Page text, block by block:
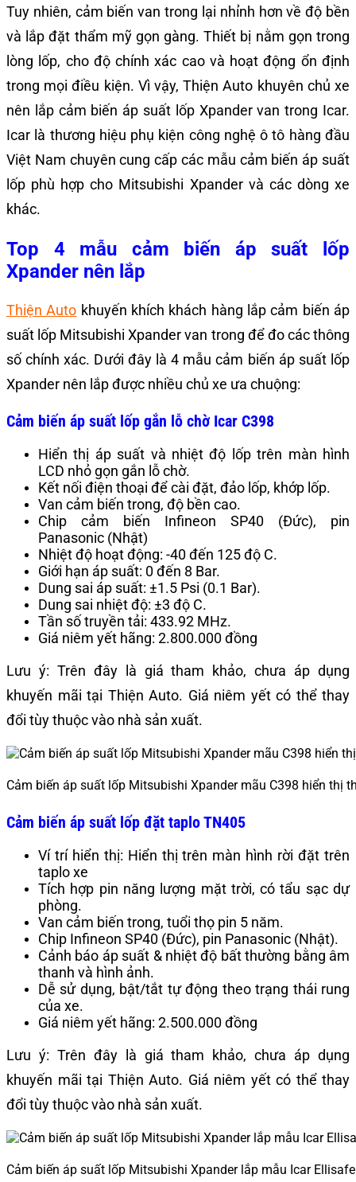
Tuy nhiên, cảm biến van trong lại nhỉnh hơn về độ bền
và lắp đặt thẩm mỹ gọn gàng. Thiết bị nằm gọn trong
lòng lốp, cho độ chính xác cao và hoạt động ổn định
trong mọi điều kiện. Vì vậy, Thiện Auto khuyên chủ xe
nên lắp cảm biến áp suất lốp Xpander van trong Icar.
Icar là thương hiệu phụ kiện công nghệ ô tô hàng đầu
Việt Nam chuyên cung cấp các mẫu cảm biến áp suất
lốp phù hợp cho Mitsubishi Xpander và các dòng xe
khác.
Top 4 mẫu cảm biến áp suất lốp
Xpander nên lắp
Thiện Auto khuyến khích khách hàng lắp cảm biến áp
suất lốp Mitsubishi Xpander van trong để đo các thông
số chính xác. Dưới đây là 4 mẫu cảm biến áp suất lốp
Xpander nên lắp được nhiều chủ xe ưa chuộng:
Cảm biến áp suất lốp gắn lỗ chờ Icar C398
Hiển thị áp suất và nhiệt độ lốp trên màn hình
LCD nhỏ gọn gắn lỗ chờ.
Kết nối điện thoại để cài đặt, đảo lốp, khớp lốp.
Van cảm biến trong, độ bền cao.
Chip cảm biến Infineon SP40 (Đức), pin
Panasonic (Nhật)
Nhiệt độ hoạt động: -40 đến 125 độ C.
Giới hạn áp suất: 0 đến 8 Bar.
Dung sai áp suất: ±1.5 Psi (0.1 Bar).
Dung sai nhiệt độ: ±3 độ C.
Tần số truyền tải: 433.92 MHz.
Giá niêm yết hãng: 2.800.000 đồng
Lưu ý: Trên đây là giá tham khảo, chưa áp dụng
khuyến mãi tại Thiện Auto. Giá niêm yết có thể thay
đổi tùy thuộc vào nhà sản xuất.
Cảm biến áp suất lốp Mitsubishi Xpander mãu C398 hiển thị
Cảm biến áp suất lốp đặt taplo TN405
Ví trí hiển thị: Hiển thị trên màn hình rời đặt trên
taplo xe
Tích hợp pin năng lượng mặt trời, có tẩu sạc dự
phòng.
Van cảm biến trong, tuổi thọ pin 5 năm.
Chip Infineon SP40 (Đức), pin Panasonic (Nhật).
Cảnh báo áp suất & nhiệt độ bất thường bằng âm
thanh và hình ảnh.
Dễ sử dụng, bật/tắt tự động theo trạng thái rung
của xe.
Giá niêm yết hãng: 2.500.000 đồng
Lưu ý: Trên đây là giá tham khảo, chưa áp dụng
khuyến mãi tại Thiện Auto. Giá niêm yết có thể thay
đổi tùy thuộc vào nhà sản xuất.
Cảm biến áp suất lốp Mitsubishi Xpander lắp mẫu Icar